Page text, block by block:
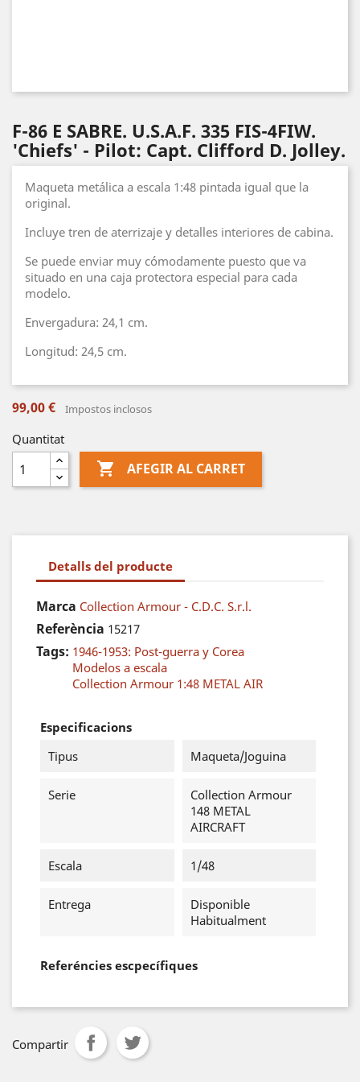
F-86 E SABRE. U.S.A.F. 335 FIS-4FIW.
'Chiefs' - Pilot: Capt. Clifford D. Jolley.
Maqueta metálica a escala 1:48 pintada igual que la
original.
Incluye tren de aterrizaje y detalles interiores de cabina.
Se puede enviar muy cómodamente puesto que va
situado en una caja protectora especial para cada
modelo.
Envergadura: 24,1 cm.
Longitud: 24,5 cm.
99,00 € Impostos inclosos
Quantitat
 AFEGIR AL CARRET
Detalls del producte
Marca Collection Armour - C.D.C. S.r.l.
Referència 15217
Tags: 1946-1953: Post-guerra y Corea
Modelos a escala
Collection Armour 1:48 METAL AIR
Especificacions
Tipus
Maqueta/Joguina
Serie
Collection Armour
148 METAL
AIRCRAFT
Escala 1/48
Entrega
Disponible
Habitualment
Referéncies escpecífiques
Compartir